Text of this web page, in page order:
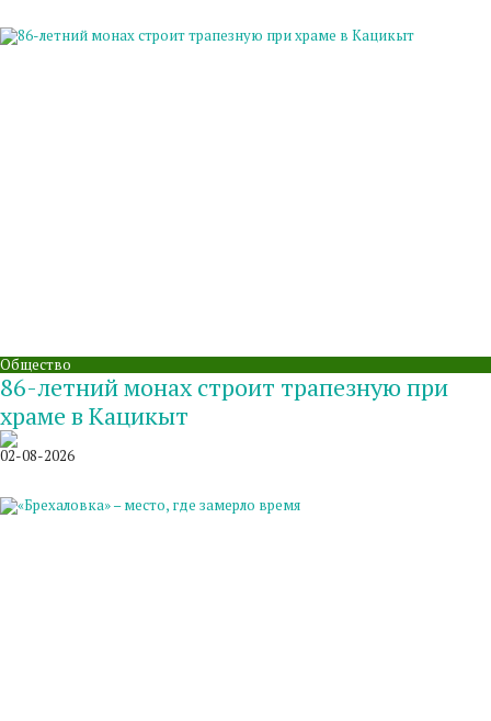
Общество
86-летний монах строит трапезную при
храме в Кацикыт
02-08-2026